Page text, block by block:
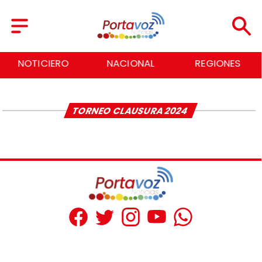
NOTICIERO NACIONAL REGIONES
TORNEO CLAUSURA 2024